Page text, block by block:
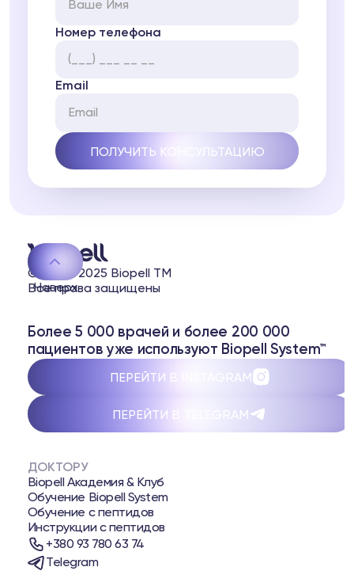
Номер телефона
Email
© 2020-2025 Biopell TM
Все права защищены
ДОКТОРУ
Biopell Академия & Клуб
Обучение Biopell System
Обучение с пептидов
Инструкции с пептидов
+380 93 780 63 74
Telegram
Более 5 000 врачей и более 200 000
пациентов уже используют Biopell System™
ПЕРЕЙТИ В INSTAGRAM
ПЕРЕЙТИ В TELEGRAM
Наверх